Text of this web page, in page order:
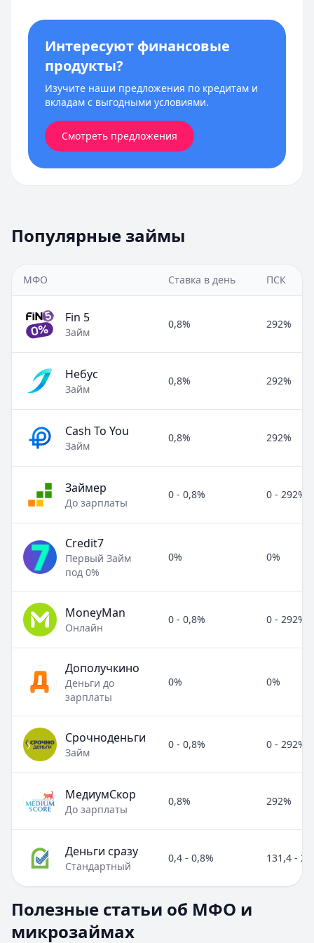
Интересуют финансовые
продукты?
Изучите наши предложения по кредитам и
вкладам с выгодными условиями.
Смотреть предложения
Популярные займы
МФО Ставка в день ПСК
Fin 5
Займ
0,8% 292%
Небус
Займ
0,8% 292%
Cash To You
Займ
0,8% 292%
Займер
До зарплаты
0 - 0,8% 0 - 292%
Credit7
Первый Займ
под 0%
0% 0%
MoneyMan
Онлайн
0 - 0,8% 0 - 292%
Дополучкино
Деньги до
зарплаты
0% 0%
Срочноденьги
Займ
0 - 0,8% 0 - 292%
МедиумСкор
До зарплаты
0,8% 292%
Деньги сразу
Стандартный
0,4 - 0,8% 131,4 -
Раздел:МФО и микрозаймы. Всего статей: 8.
Займ под расписку
Полезные статьи об МФО и
микрозаймах